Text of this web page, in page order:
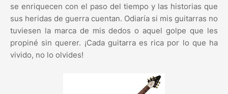
se enriquecen con el paso del tiempo y las historias que
sus heridas de guerra cuentan. Odiaría si mis guitarras no
tuviesen la marca de mis dedos o aquel golpe que les
propiné sin querer. ¡Cada guitarra es rica por lo que ha
vivido, no lo olvides!